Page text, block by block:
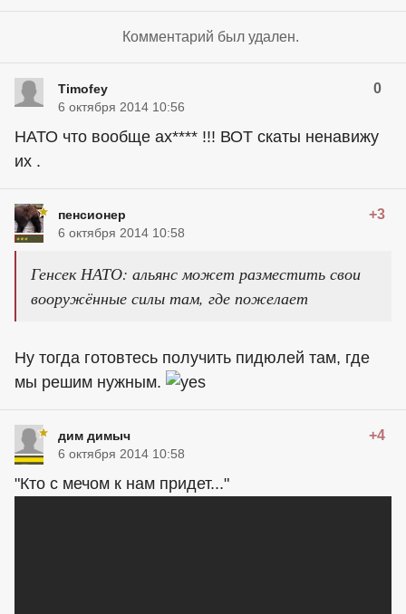
Комментарий был удален.
Timofey 0
6 октября 2014 10:56
НАТО что вообще ах**** !!! ВОТ скаты ненавижу
их .
пенсионер +3
6 октября 2014 10:58
Генсек НАТО: альянс может разместить свои
вооружённые силы там, где пожелает
Ну тогда готовтесь получить пидюлей там, где
мы решим нужным.
дим димыч +4
6 октября 2014 10:58
"Кто с мечом к нам придет..."